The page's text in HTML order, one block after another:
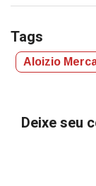
Tags
Aloizio
Deixe seu